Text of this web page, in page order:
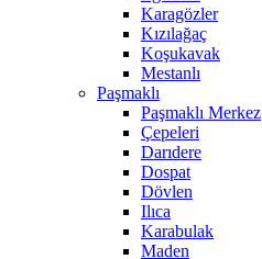
Karagözler
Kızılağaç
Koşukavak
Mestanlı
Paşmaklı
Paşmaklı Merkez
Çepeleri
Darıdere
Dospat
Dövlen
Ilıca
Karabulak
Maden